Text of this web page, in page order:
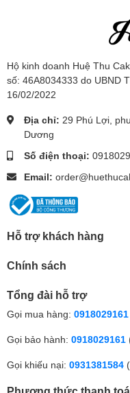
Hộ kinh doanh Huệ Thu
số: 46A8034333 do UBND
16/02/2022
Địa chỉ: 29 Phú Lợi,
Dương
Số điện thoại:
Email:
Hỗ trợ khách hàng
Chính sách
Tổng đài hỗ trợ
Gọi mua hàng: 0918029161
Gọi bảo hành: 0918029161
Gọi khiếu nại: 0931381584